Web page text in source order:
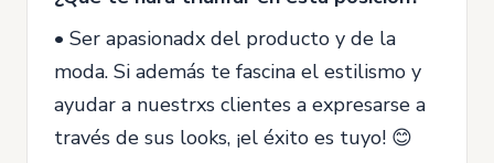
• Ser apasionadx del producto y de la
moda. Si además te fascina el estilismo y
ayudar a nuestrxs clientes a expresarse a
través de sus looks, ¡el éxito es tuyo! 😊